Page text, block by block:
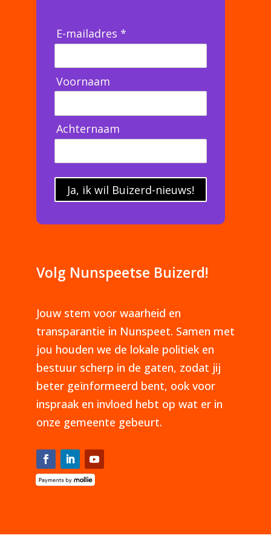
E-mailadres *
Voornaam
Achternaam
Ja, ik wil Buizerd-nieuws!
Volg Nunspeetse Buizerd!
Jouw stem voor waarheid en
transparantie in Nunspeet. Samen met
jou houden we de lokale politiek en
bestuur scherp in de gaten, zodat jij
beter geïnformeerd bent, ook voor
inspraak en invloed hebt op wat er in
onze gemeente gebeurt.